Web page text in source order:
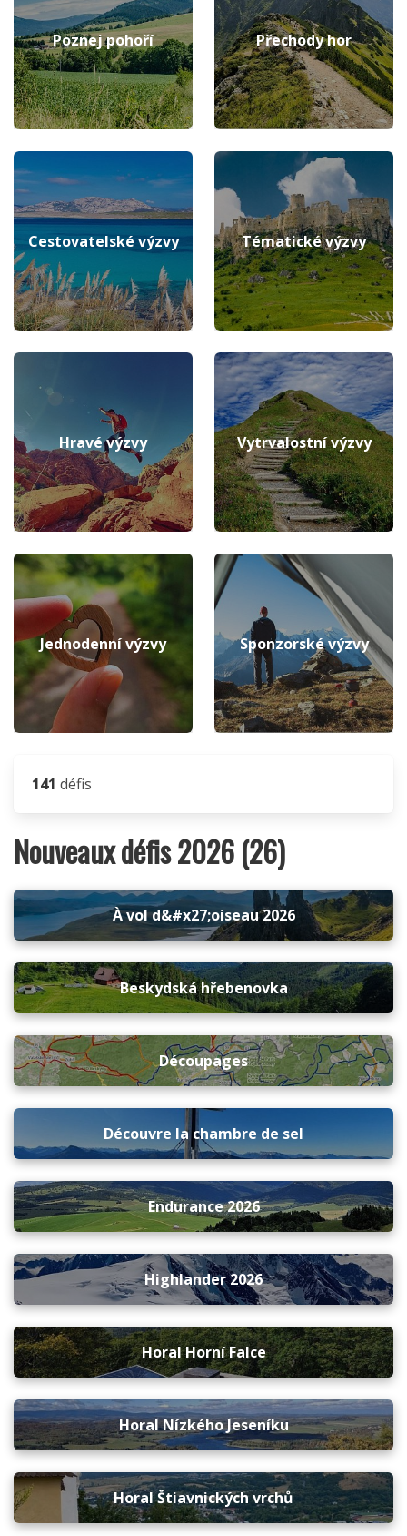
Poznej pohoří Přechody hor
Cestovatelské výzvy Tématické výzvy
Hravé výzvy Vytrvalostní výzvy
Jednodenní výzvy Sponzorské výzvy
141 défis
Nouveaux défis 2026 (26)
À vol d&#x27;oiseau 2026
Beskydská hřebenovka
Découpages
Découvre la chambre de sel
Endurance 2026
Highlander 2026
Horal Horní Falce
Horal Nízkého Jeseníku
Horal Štiavnických vrchů